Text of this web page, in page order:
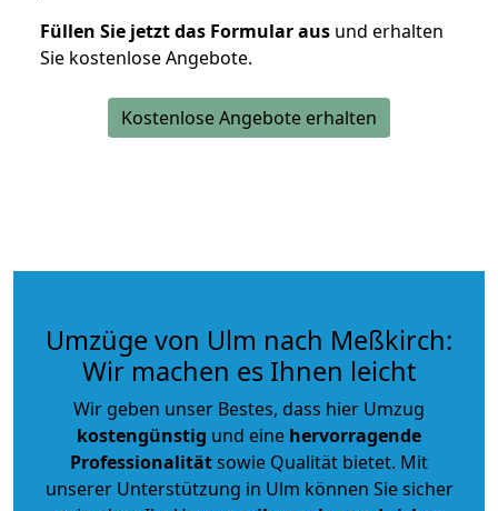
Füllen Sie jetzt das Formular aus und erhalten
Sie kostenlose Angebote.
Kostenlose Angebote erhalten
Umzüge von Ulm nach Meßkirch:
Wir machen es Ihnen leicht
Wir geben unser Bestes, dass hier Umzug
kostengünstig und eine hervorragende
Professionalitätsowie Qualität bietet. Mit
unserer Unterstützung in Ulm können Sie sicher